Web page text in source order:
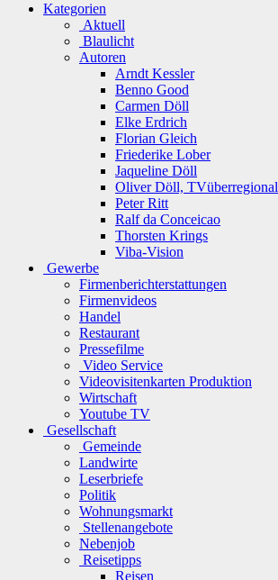
Kategorien
Aktuell
Blaulicht
Autoren
Arndt Kessler
Benno Good
Carmen Döll
Elke Erdrich
Florian Gleich
Friederike Lober
Jaqueline Döll
Oliver Döll, TVüberregional
Peter Ritt
Ralf da Conceicao
Thorsten Krings
Viba-Vision
Gewerbe
Firmenberichterstattungen
Firmenvideos
Handel
Restaurant
Pressefilme
Video Service
Videovisitenkarten Produktion
Wirtschaft
Youtube TV
Gesellschaft
Gemeinde
Landwirte
Leserbriefe
Politik
Wohnungsmarkt
Stellenangebote
Nebenjob
Reisetipps
Reisen